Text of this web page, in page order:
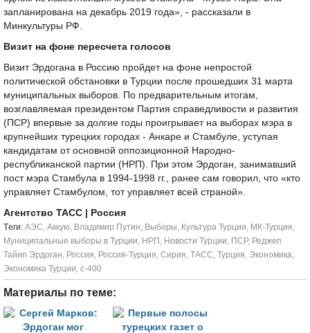
запланирована на декабрь 2019 года», - рассказали в
Минкультуры РФ.
Визит на фоне пересчета голосов
Визит Эрдогана в Россию пройдет на фоне непростой
политической обстановки в Турции после прошедших 31 марта
муниципальных выборов. По предварительным итогам,
возглавляемая президентом Партия справедливости и развития
(ПСР) впервые за долгие годы проигрывает на выборах мэра в
крупнейших турецких городах - Анкаре и Стамбуле, уступая
кандидатам от основной оппозиционной Народно-
республиканской партии (НРП). При этом Эрдоган, занимавший
пост мэра Стамбула в 1994-1998 гг., ранее сам говорил, что «кто
управляет Стамбулом, тот управляет всей страной».
Агентство ТАСС
| Россия
Tеги: АЭС, Аккую, Владимир Путин, Выборы, Культура Турции, МК-Турция,
Муниципальные выборы в Турции, НРП , Новости Турции, ПСР, Реджеп
Тайип Эрдоган, Россия, Россия-Турция, Сирия, ТАСС, Турция, Экономика,
Экономика Турции, с-400
Материалы по теме: